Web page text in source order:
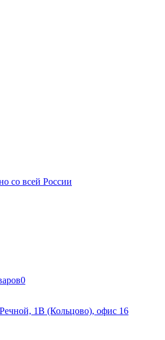
со всей России
0
Речной, 1В (Кольцово), офис 16